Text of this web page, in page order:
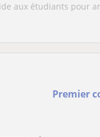
aux étudiants pour
Premier